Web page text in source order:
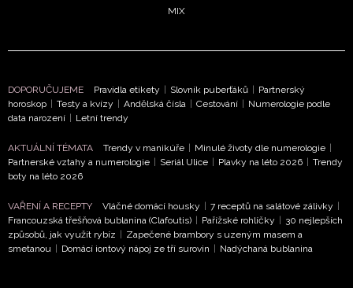
potvrzujete, že jste se seznámili se
Zásadami
ochrany soukromí
vyhodnocení akce a zasílání novinek.
informace od našich partnerů? Pokud souhlasíte se
zpracováním údajů k tomuto účelu podleZásad ochrany
soukromí BurdaMedia Extra s.r.o. , zaškrtněte toto pole.
MIX
DOPORUČUJEME Pravidla etikety Slovník puberťáků
Partnerský
horoskop
Testy a kvízy Andělská čísla Cestování
Numerologie podle
data narození
Letní trendy
AKTUÁLNÍ TÉMATA Trendy v manikúře Minulé životy dle numerologie
Partnerské vztahy a numerologie
Seriál Ulice Plavky na léto 2026
Trendy
boty na léto 2026
VAŘENÍ A RECEPTY Vláčné domácí housky 7 receptů na salátové zálivky
Francouzská třešňová bublanina (Clafoutis)
Pařížské rohlíčky
30 nejlepších
způsobů, jak využít rybíz
Zapečené brambory s uzeným masem a
smetanou
Domácí iontový nápoj ze tří surovin Nadýchaná bublanina